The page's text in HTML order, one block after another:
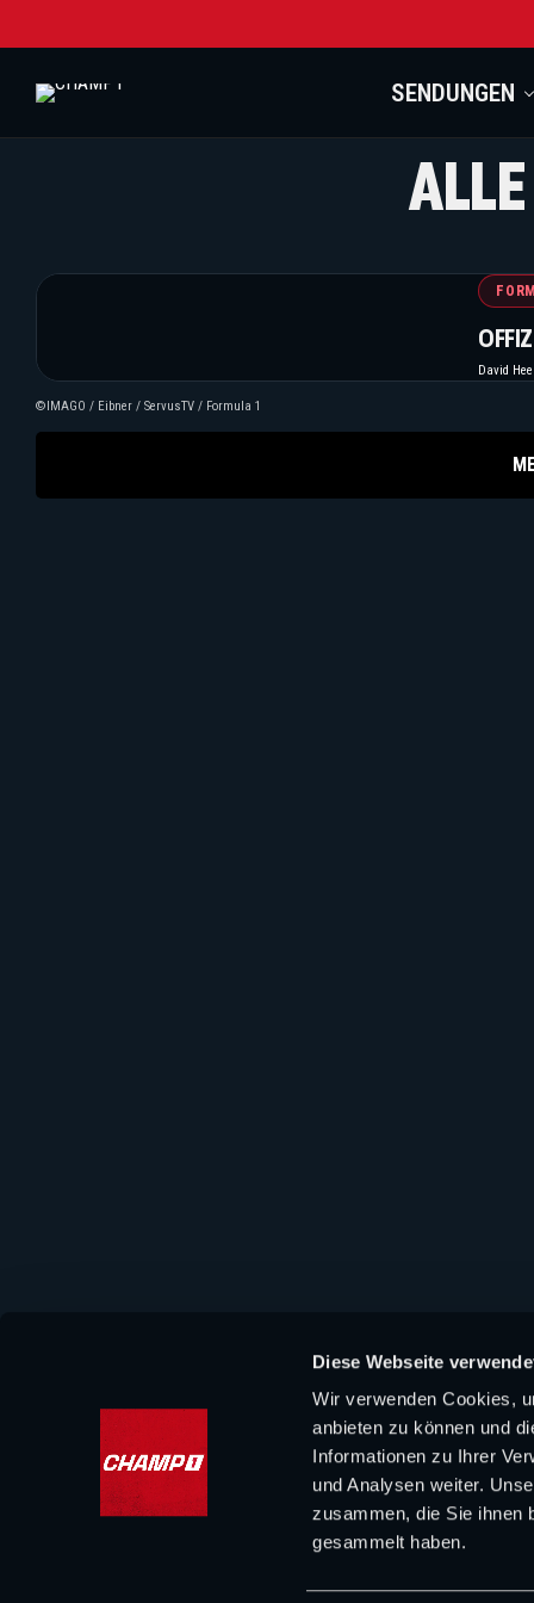
Diese Webseite
Wir verwenden Cookies,
anbieten zu können und
Informationen zu Ihrer
und Analysen weiter.
zusammen, die Sie ihnen
gesammelt haben.
SENDUNGEN
David
©IMAGO / Eibner / ServusTV / Formula 1
Datenschutzerklärung|